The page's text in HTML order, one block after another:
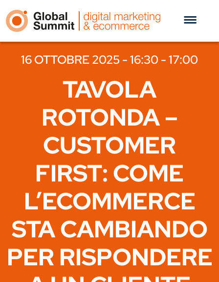
16 OTTOBRE 2025 - 16:30 - 17:00
TAVOLA
ROTONDA –
CUSTOMER
FIRST: COME
L’ECOMMERCE
STA CAMBIANDO
PER RISPONDERE